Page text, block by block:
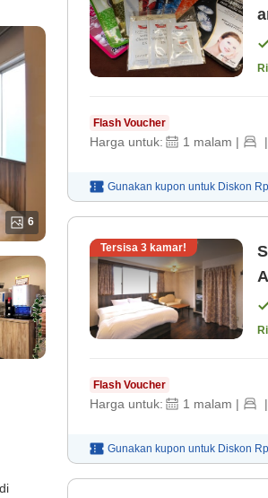
6
Flash Voucher
Harga untuk: 1 malam | |
Gunakan kupon untuk Diskon
Tersisa 3 kamar!
Flash Voucher
Harga untuk: 1 malam | |
Gunakan kupon untuk Diskon